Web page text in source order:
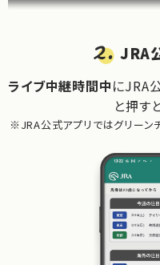
JRA
ライブ中継時間中にJRA
と押す
※ JRA公式アプリではグリーン